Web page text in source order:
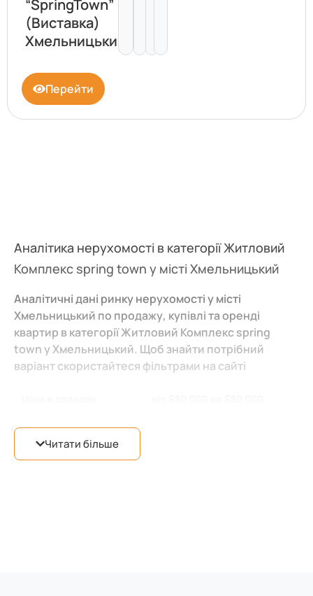
“SpringTown”
(Виставка)
Хмельницький
Перейти
Аналітика нерухомості в категорії Житловий
Комплекс spring town у місті Хмельницький
Аналітичні дані ринку нерухомості у місті
Хмельницький по продажу, купівлі та оренді
квартир в категорії Житловий Комплекс spring
town у Хмельницький. Щоб знайти потрібний
варіант скористайтеся фільтрами на сайті
Місто
Район міста
Читати більше